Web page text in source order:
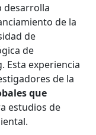
desarrolla
de la
de
de
Esta experiencia
de la
que
estudios de